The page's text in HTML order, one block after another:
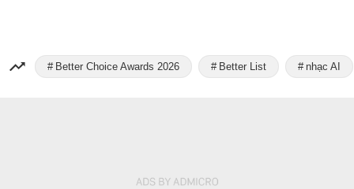
Better Choice Awards 2026 Better List nhạc AI